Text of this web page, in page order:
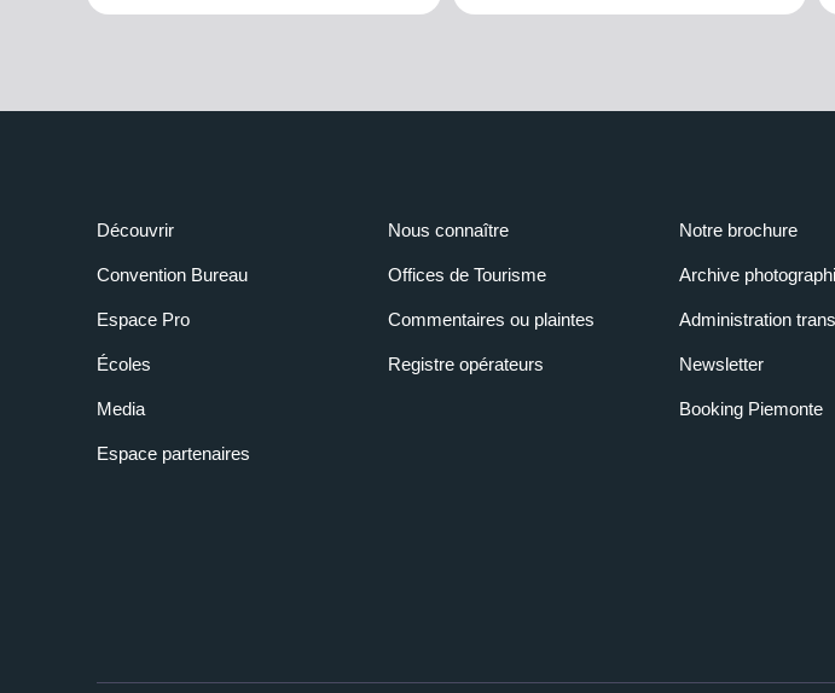
Découvrir
Convention Bureau
Espace Pro
Écoles
Media
Espace partenaires
Nous connaître
Offices de Tourisme
Commentaires ou plaintes
Registre opérateurs
Notre brochure
Archive
Administration
Newsletter
Booking Piemonte